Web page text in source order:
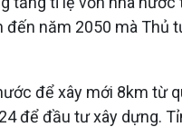
năm 2050 mà Thủ
để xây mới 8km từ
để đầu tư xây dựng.